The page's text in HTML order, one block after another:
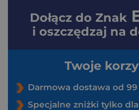
Dołącz do Znak
i oszczędzaj na
Twoje
Darmowa dostawa od 99
Specjalne zniżki tylko